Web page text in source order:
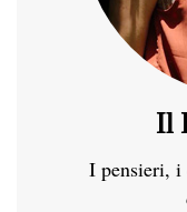
Il
I pensieri, i